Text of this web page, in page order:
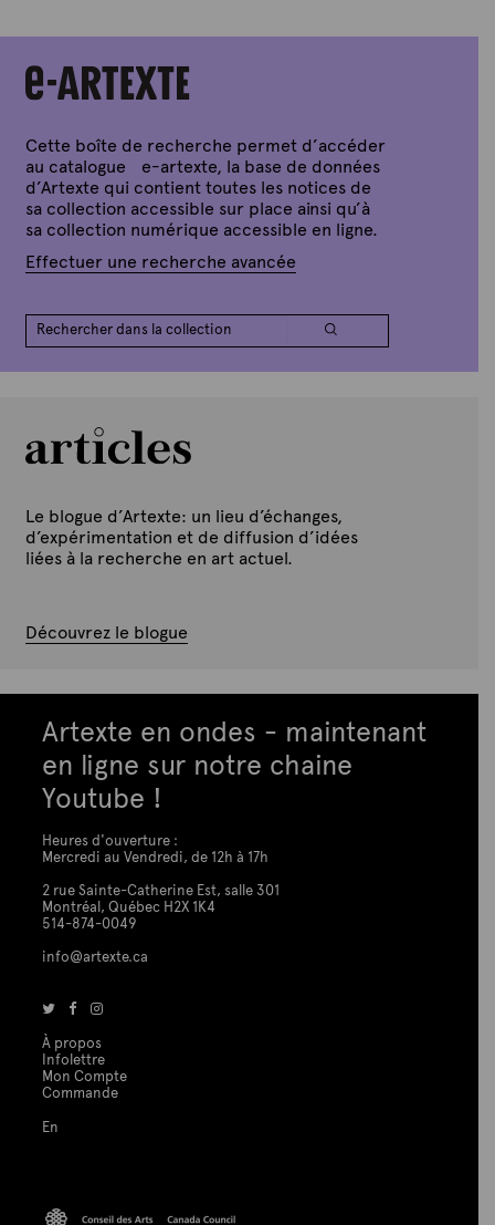
e
x
e
Cette boîte de recherche permet d’accéder
au catalogue e-artexte, la base de données
d’Artexte qui contient toutes les notices de
sa collection accessible sur place ainsi qu’à
sa collection numérique accessible en ligne.
Effectuer une recherche avancée
Le blogue d’Artexte: un lieu d’échanges,
d’expérimentation et de diffusion d’idées
liées à la recherche en art actuel.
Découvrez le blogue
Artexte en ondes - maintenant
en ligne sur notre chaine
Youtube !
Heures d'ouverture :
Mercredi au Vendredi, de 12h à 17h
2 rue Sainte-Catherine Est, salle 301
Montréal, Québec H2X 1K4
514-874-0049
info@artexte.ca
À propos
Infolettre
Mon Compte
Commande
En